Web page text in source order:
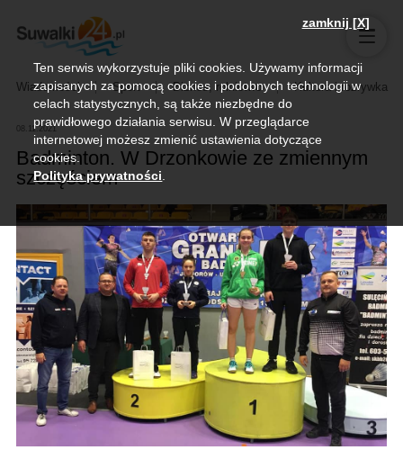
Wiadomości Sport Biznes, rolnictwo Kultura i rozrywka
08.11.2021
Badminton. W Drzonkowie ze zmiennym
szczęściem
zamknij [X]
Ten serwis wykorzystuje pliki cookies. Używamy informacji
zapisanych za pomocą cookies i podobnych technologii w
celach statystycznych, są także niezbędne do
prawidłowego działania serwisu. W przeglądarce
internetowej możesz zmienić ustawienia dotyczące
cookies.
Polityka prywatności